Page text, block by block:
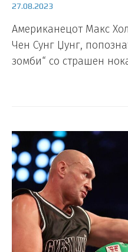
27.08.2023
Американецот Макс
Чен Сунг Џунг,
зомби“ со страшен